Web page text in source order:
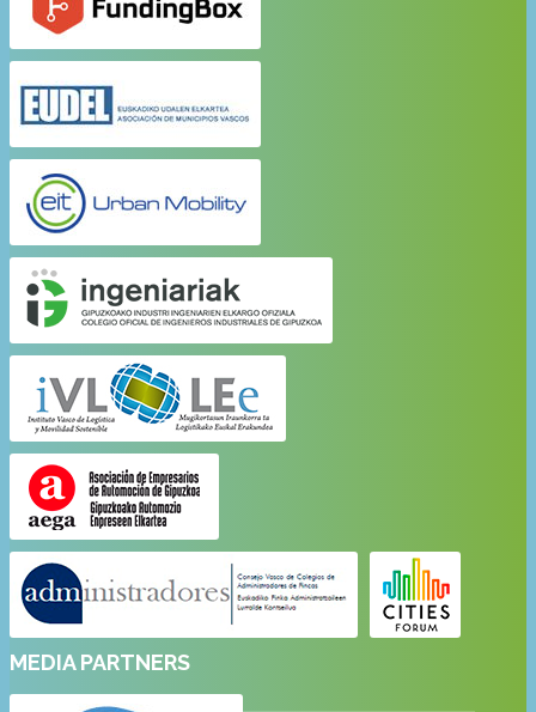
MEDIA PARTNERS